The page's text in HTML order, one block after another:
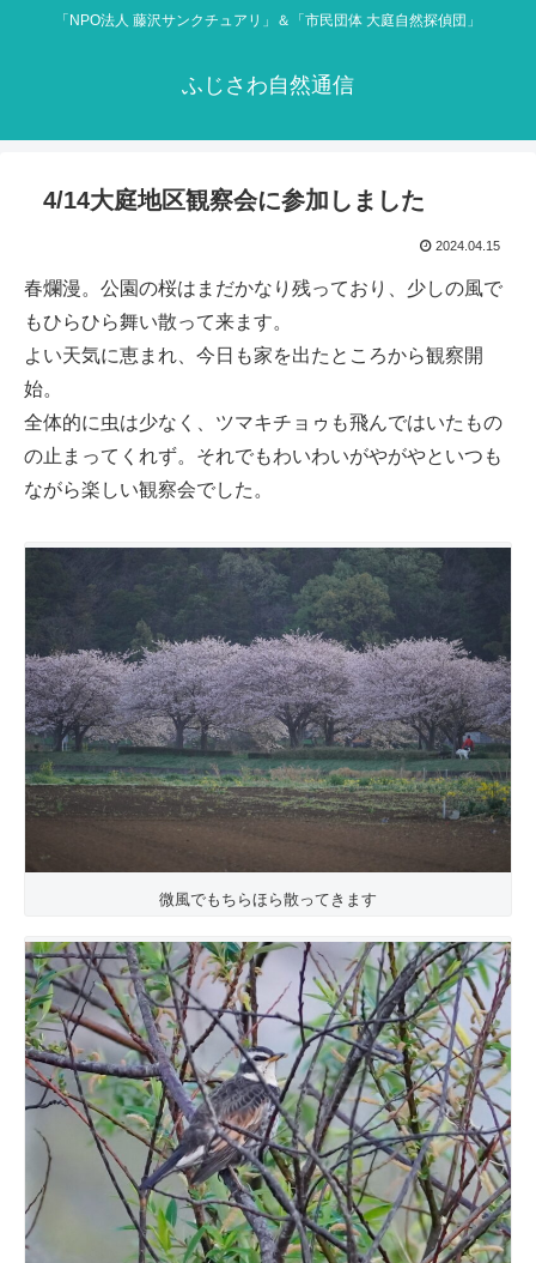
「NPO法人 藤沢サンクチュアリ」＆「市民団体 大庭自然探偵団」
ふじさわ自然通信
4/14大庭地区観察会に参加しました
2024.04.15
春爛漫。公園の桜はまだかなり残っており、少しの風で
もひらひら舞い散って来ます。
よい天気に恵まれ、今日も家を出たところから観察開
始。
全体的に虫は少なく、ツマキチョゥも飛んではいたもの
の止まってくれず。それでもわいわいがやがやといつも
ながら楽しい観察会でした。
微風でもちらほら散ってきます